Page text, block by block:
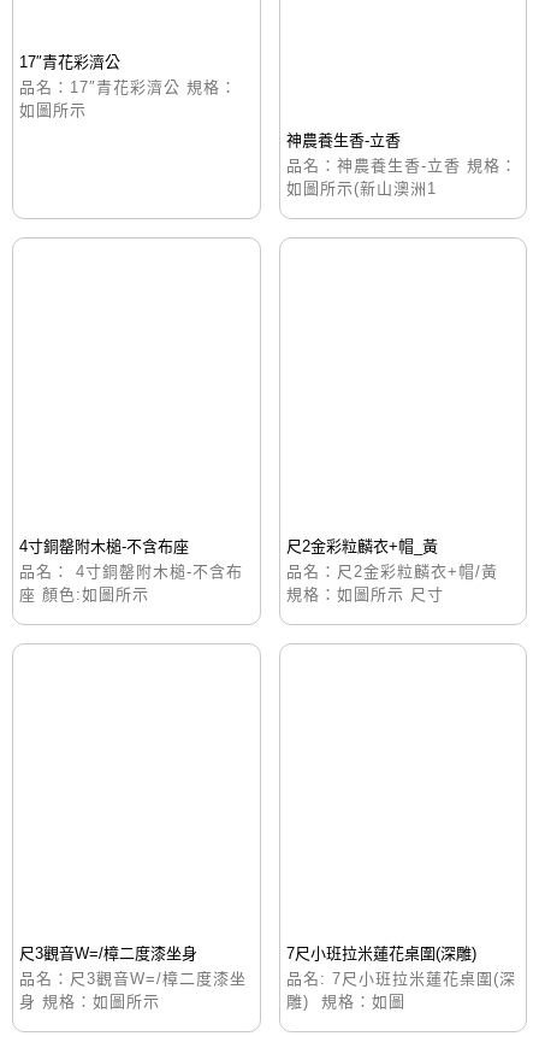
17″青花彩濟公
品名：17″青花彩濟公 規格：
如圖所示
神農養生香-立香
品名：神農養生香-立香 規格：
如圖所示(新山澳洲1
4寸銅罄附木槌-不含布座
品名： 4寸銅罄附木槌-不含布
座 顏色:如圖所示
尺2金彩粒麟衣+帽_黃
品名：尺2金彩粒麟衣+帽/黃
規格：如圖所示 尺寸
尺3觀音W=/樟二度漆坐身
品名：尺3觀音W=/樟二度漆坐
身 規格：如圖所示
7尺小班拉米蓮花桌圍(深雕)
品名: 7尺小班拉米蓮花桌圍(深
雕) 規格：如圖